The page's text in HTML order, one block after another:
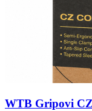
WTB Gripovi